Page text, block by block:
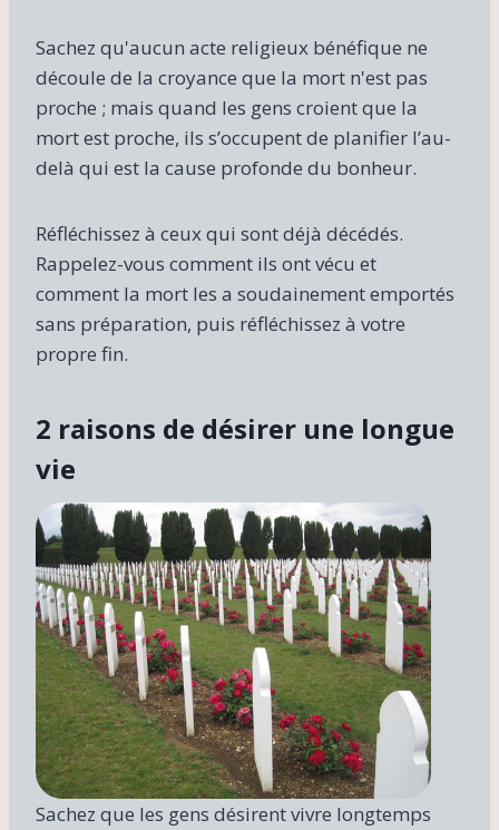
Sachez qu'aucun acte religieux bénéfique ne
découle de la croyance que la mort n'est pas
proche ; mais quand les gens croient que la
mort est proche, ils s’occupent de planifier l’au-
delà qui est la cause profonde du bonheur.
Réfléchissez à ceux qui sont déjà décédés.
Rappelez-vous comment ils ont vécu et
comment la mort les a soudainement emportés
sans préparation, puis réfléchissez à votre
propre fin.
2 raisons de désirer une longue
vie
Sachez que les gens désirent vivre longtemps